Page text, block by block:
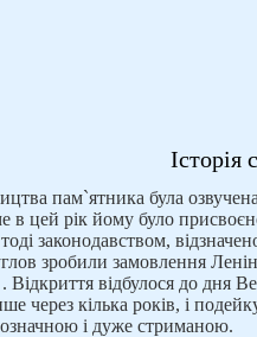
Історія
пам`ятника була
в цей рік йому було
законодавством,
зробили замовлення
. Відкриття відбулося до дня
через кілька років, і
і дуже стриманою.